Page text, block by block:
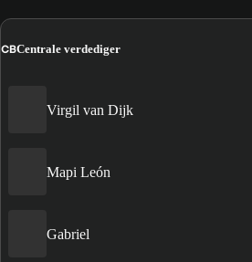
CBCentrale verdediger
Virgil van Dijk
Mapi León
Gabriel